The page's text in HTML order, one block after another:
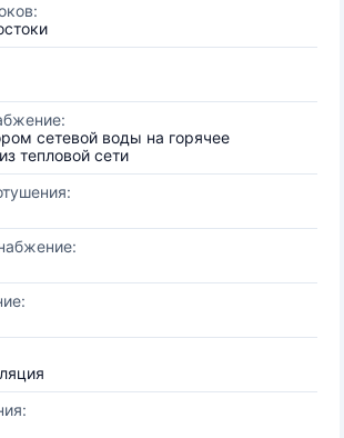
сетевой воды на горячее
тепловой сети